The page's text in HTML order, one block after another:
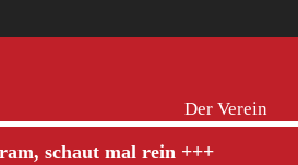
Der Verein
schaut mal rein +++